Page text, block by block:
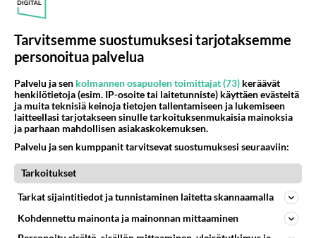
Tarvitsemme suostumuksesi tarjotaksemme
personoitua palvelua
Palvelu ja sen kolmannen osapuolen toimittajat (73) keräävät
henkilötietoja (esim. IP-osoite tai laitetunniste) käyttäen evästeitä
ja muita teknisiä keinoja tietojen tallentamiseen ja lukemiseen
laitteellasi tarjotakseen sinulle tarkoituksenmukaisia mainoksia
ja parhaan mahdollisen asiakaskokemuksen.
Palvelu ja sen kumppanit tarvitsevat suostumuksesi seuraaviin:
Tarkoitukset
Tarkat sijaintitiedot ja tunnistaminen laitetta skannaamalla
Kohdennettu mainonta ja mainonnan mittaaminen